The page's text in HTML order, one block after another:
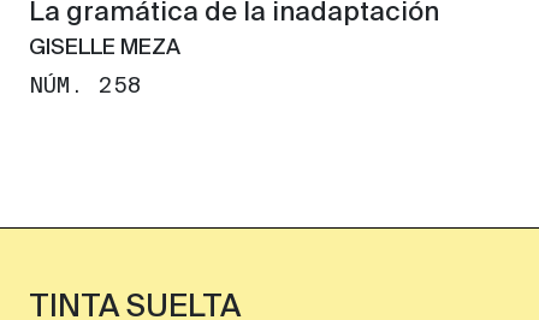
La gramática de la inadaptación
GISELLE MEZA
NÚM. 258
TINTA SUELTA